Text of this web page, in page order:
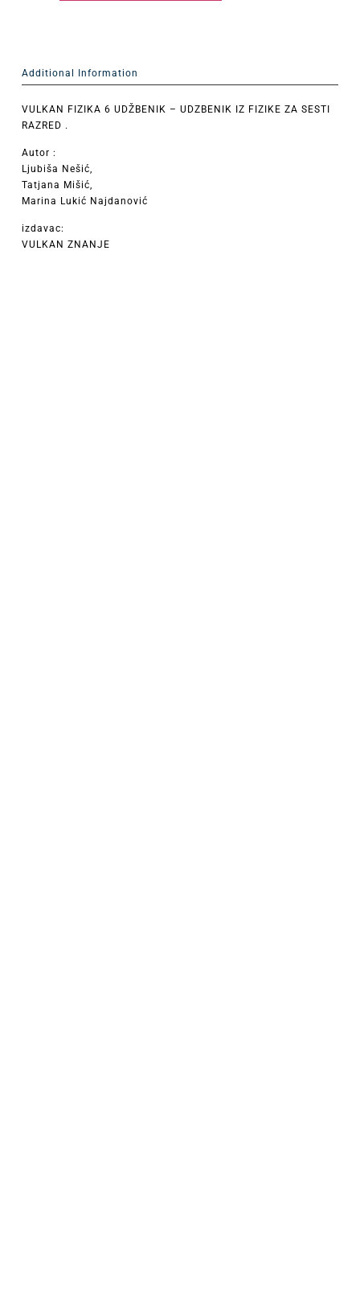
Additional Information
VULKAN FIZIKA 6 UDŽBENIK – UDZBENIK IZ FIZIKE ZA SESTI
RAZRED .
Autor :
Ljubiša Nešić,
Tatjana Mišić,
Marina Lukić Najdanović
izdavac:
VULKAN ZNANJE